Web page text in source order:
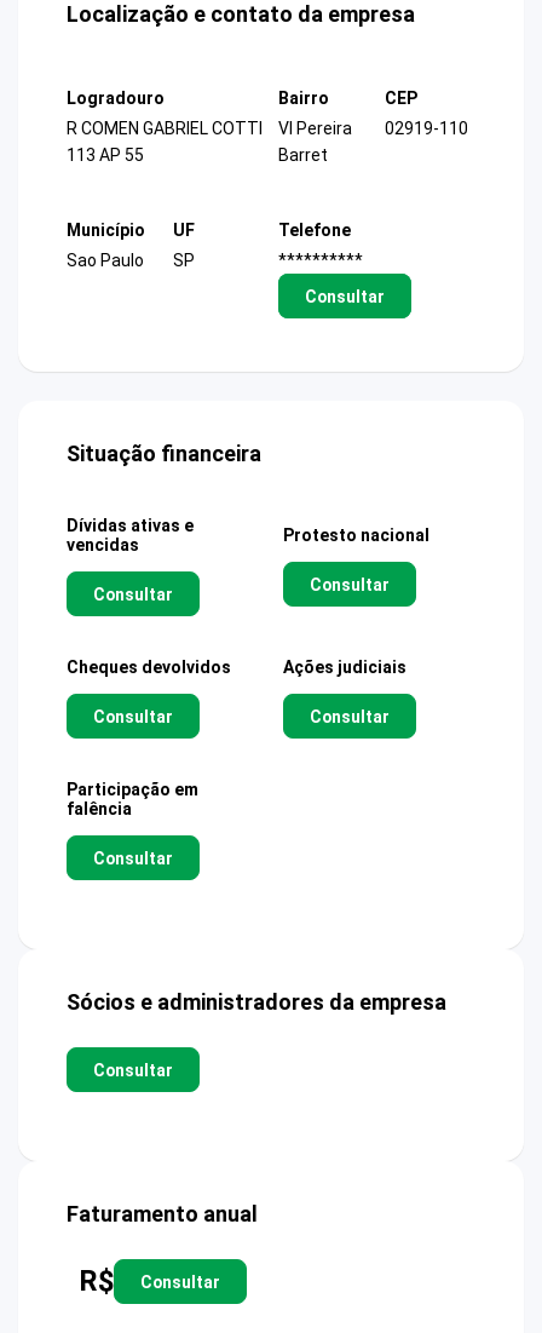
Localização e contato da empresa
Logradouro
R COMEN GABRIEL COTTI
113 AP 55
Bairro
Vl Pereira
Barret
CEP
02919-110
Município
Sao Paulo
UF
SP
Telefone
**********
Consultar
Situação financeira
Dívidas ativas e
vencidas
Consultar
Protesto nacional
Consultar
Cheques devolvidos
Consultar
Ações judiciais
Consultar
Participação em
falência
Consultar
Sócios e administradores da empresa
Consultar
Faturamento anual
R$ Consultar